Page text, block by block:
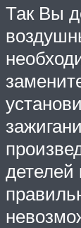
Так Вы
детелей